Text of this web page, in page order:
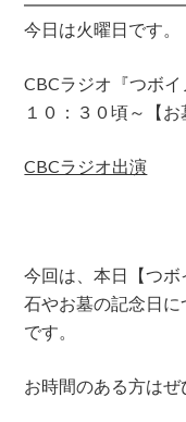
今日は火曜日です。
CBCラジオ『つボイ
１０：３０頃～【お
CBCラジオ出演
今回は、本日【つボ
石やお墓の記念日
です。
お時間のある方はぜ